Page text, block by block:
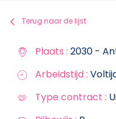
Terug naar de lijst
Plaats : 2030 -
Arbeidstijd :
Type contract :